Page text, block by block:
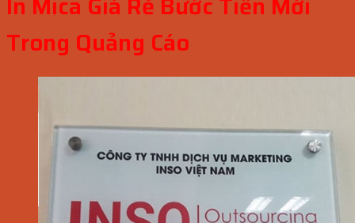
Trong Quảng Cáo